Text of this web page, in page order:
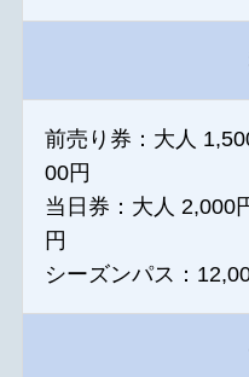
前売り券：大人
00円
当日券：大人 2,000
円
シーズンパス：